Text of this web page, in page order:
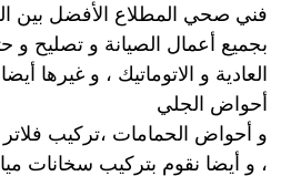
فني صحي المطلاع الأفضل بين
بجميع أعمال الصيانة و تصليح و
العادية و الاتوماتيك ، و غيرها
أحواض الجلي
و أحواض الحمامات ،تركيب فلاتر
، و أيضا نقوم بتركيب سخانات